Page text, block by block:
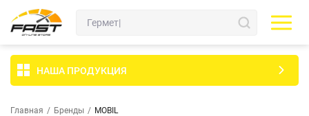
НАША ПРОДУКЦИЯ
Главная / Бренды / MOBIL